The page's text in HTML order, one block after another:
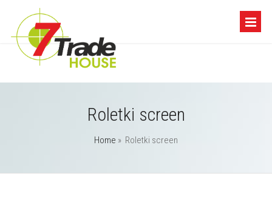
Roletki screen
Home » Roletki screen